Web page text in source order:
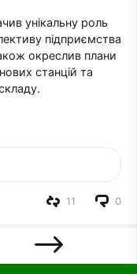
унікальну роль
підприємства
окреслив плани
станцій та
0
11